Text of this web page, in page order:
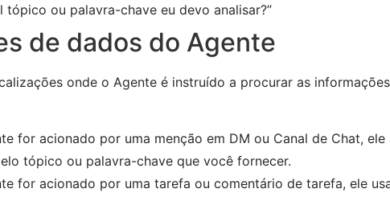
tópico ou palavra-chave eu devo analisar?”
de dados do Agente
onde o Agente é instruído a procurar as
for acionado por uma menção em DM ou Canal de Chat, ele
tópico ou palavra-chave que você fornecer.
for acionado por uma tarefa ou comentário de tarefa, ele